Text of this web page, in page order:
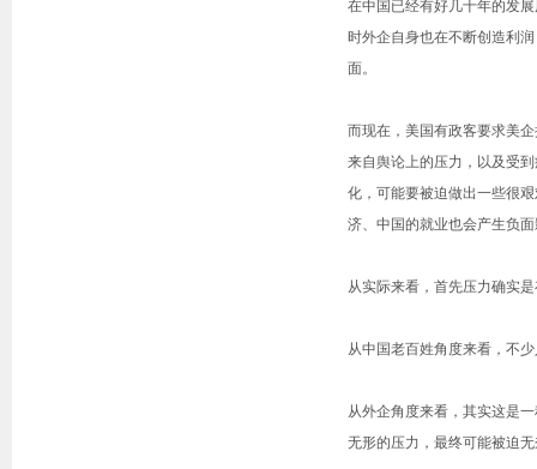
在中国已经有好几十年的发
时外企自身也在不断创造利
面。
而现在，美国有政客要求美
来自舆论上的压力，以及受
化，可能要被迫做出一些很
济、中国的就业也会产生负
从实际来看，首先压力确实
从中国老百姓角度来看，不
从外企角度来看，其实这是
无形的压力，最终可能被迫